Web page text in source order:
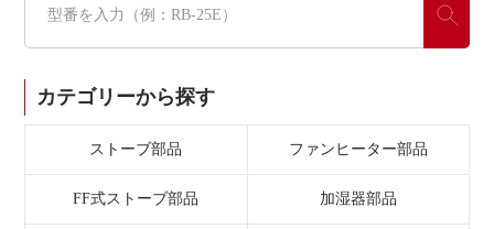
カテゴリーから探す
ストーブ部品 ファンヒーター部品
FF式ストーブ部品 加湿器部品